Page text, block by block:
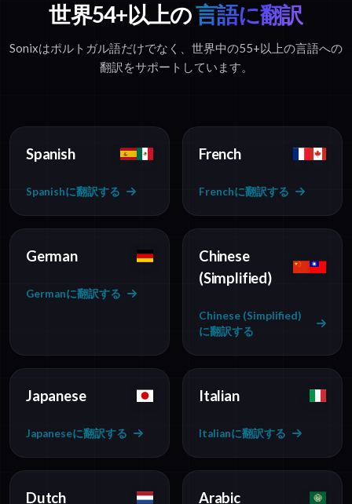
世界54+以上の言語に翻訳
Sonixはポルトガル語だけでなく、世界中の55+以上の言語への
翻訳をサポートしています。
Spanish
Spanishに翻訳する
French
Frenchに翻訳する
German
Germanに翻訳する
Chinese
(Simplified)
Chinese (Simplified)
に翻訳する
Japanese
Japaneseに翻訳する
Italian
Italianに翻訳する
Dutch Arabic